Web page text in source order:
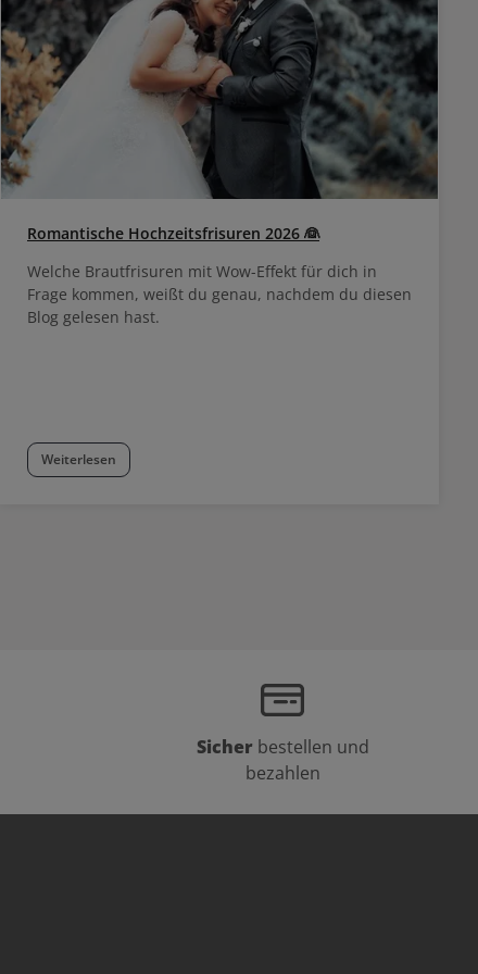
Romantische Hochzeitsfrisuren 2026 👰
Welche Brautfrisuren mit Wow-Effekt für dich in
Frage kommen, weißt du genau, nachdem du diesen
Blog gelesen hast.
Weiterlesen
Sicher bestellen und
bezahlen